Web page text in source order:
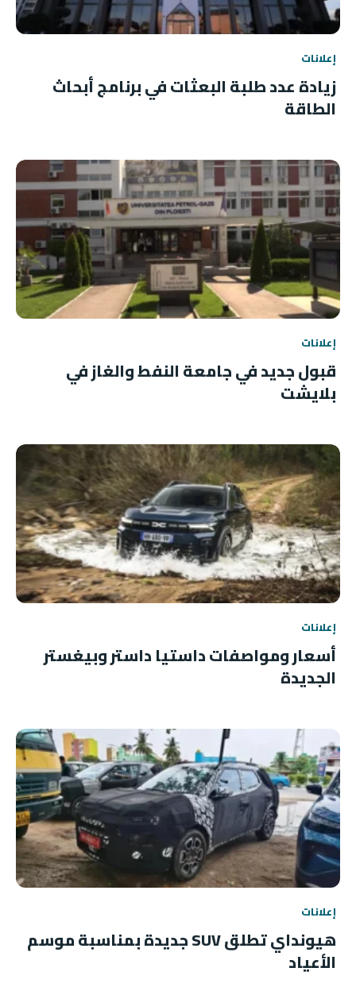
إعلانات
زيادة عدد طلبة البعثات في برنامج أبحاث
الطاقة
إعلانات
قبول جديد في جامعة النفط والغاز في
بلايشت
إعلانات
أسعار ومواصفات داستيا داستر وبيغستر
الجديدة
إعلانات
هيونداي تطلق SUV جديدة بمناسبة موسم
الأعياد